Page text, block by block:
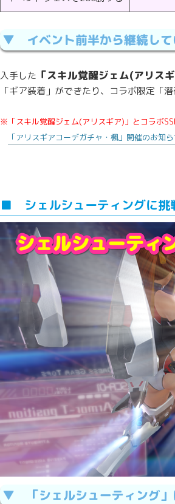
▼ イベント前半から継続して
イベントミッション内容
イベントスコア累計1,000,000達成
入手した 「スキル覚醒ジェム(アリス
「ギア装着」ができたり、コラボ限定「
※「スキル覚醒ジェム(アリスギア)」とコラボ
「アリスギアコーデガチャ・楓」開催のお知
■ シェルシューティングに挑
▼ 「シェルシューティング」